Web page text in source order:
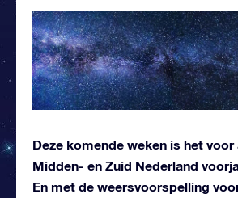
Deze komende weken is het voor
Midden- en Zuid Nederland
En met de weersvoorspelling